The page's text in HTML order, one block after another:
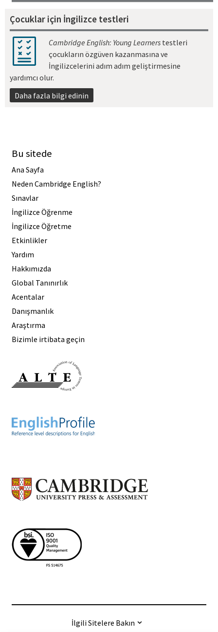
Çocuklar için İngilizce testleri
Cambridge English: Young Learnerstestleri
çocukların özgüven kazanmasına ve
İngilizcelerini adım adım geliştirmesine
yardımcı olur.
Daha fazla bilgi edinin
Bu sitede
Ana Sayfa
Neden Cambridge English?
Sınavlar
İngilizce Öğrenme
İngilizce Öğretme
Etkinlikler
Yardım
Hakkımızda
Global Tanınırlık
Acentalar
Danışmanlık
Araştırma
Bizimle irtibata geçin
İlgili Sitelere Bakın